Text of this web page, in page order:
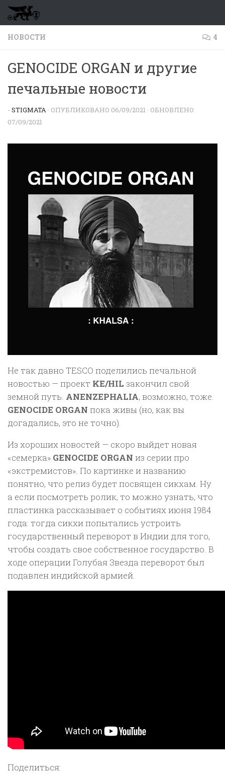
Перейти к содержимому
НОВОСТИ 4
GENOCIDE ORGAN и другие
печальные новости
- STIGMATA · ОПУБЛИКОВАНО 06/09/2021 · ОБНОВЛЕНО
07/09/2021
Не так давно TESCO поделились печальной
новостью — проект KE/HIL закончил свой
земной путь. ANENZEPHALIA, возможно, тоже.
GENOCIDE ORGAN пока живы (но, как вы
догадались, это не точно).
Из хороших новостей — скоро выйдет новая
«семерка» GENOCIDE ORGAN из серии про
«экстремистов». По картинке и названию
понятно, что релиз будет посвящен сикхам. Ну
а если посмотреть ролик, то можно узнать, что
пластинка рассказывает о событиях июня 1984
года: тогда сикхи попытались устроить
государственный переворот в Индии для того,
чтобы создать свое собственное государство. В
ходе операции Голубая Звезда переворот был
подавлен индийской армией.
Поделиться: